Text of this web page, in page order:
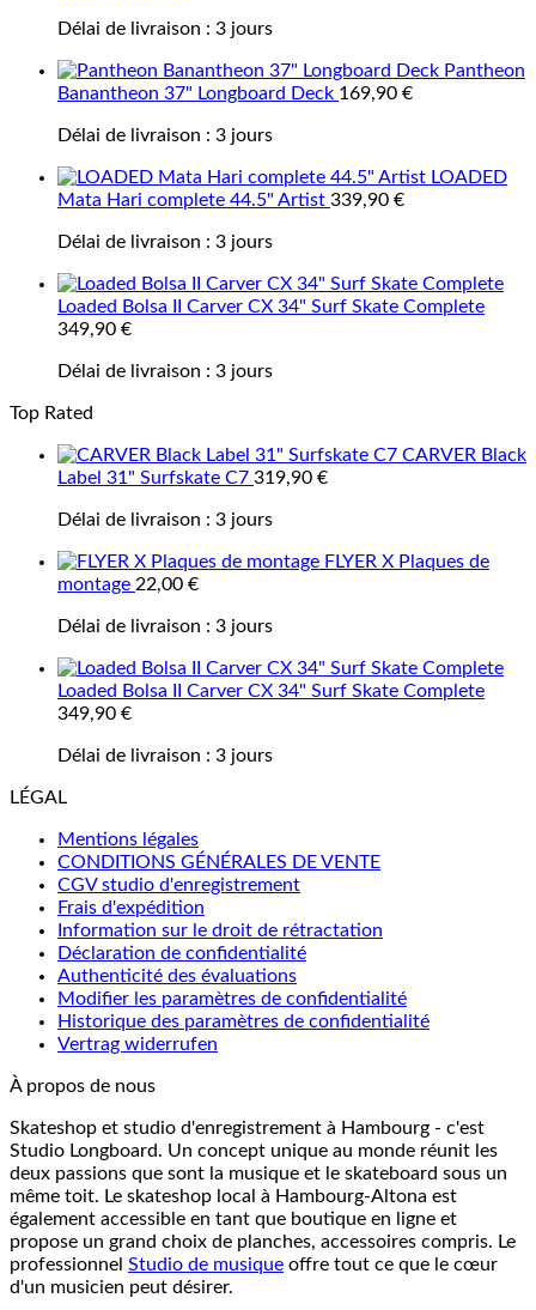
Délai de livraison : 3 jours
Pantheon
Banantheon 37" Longboard Deck 169,90 €
Délai de livraison : 3 jours
LOADED
Mata Hari complete 44.5" Artist 339,90 €
Délai de livraison : 3 jours
Loaded Bolsa II Carver CX 34" Surf Skate Complete
349,90 €
Délai de livraison : 3 jours
Top Rated
CARVER Black
Label 31" Surfskate C7 319,90 €
Délai de livraison : 3 jours
FLYER X Plaques de
montage 22,00 €
Délai de livraison : 3 jours
Loaded Bolsa II Carver CX 34" Surf Skate Complete
349,90 €
Délai de livraison : 3 jours
LÉGAL
Mentions légales
CONDITIONS GÉNÉRALES DE VENTE
CGV studio d'enregistrement
Frais d'expédition
Information sur le droit de rétractation
Déclaration de confidentialité
Authenticité des évaluations
Modifier les paramètres de confidentialité
Historique des paramètres de confidentialité
Vertrag widerrufen
À propos de nous
Skateshop et studio d'enregistrement à Hambourg - c'est
Studio Longboard. Un concept unique au monde réunit les
deux passions que sont la musique et le skateboard sous un
même toit. Le skateshop local à Hambourg-Altona est
également accessible en tant que boutique en ligne et
propose un grand choix de planches, accessoires compris. Le
professionnel Studio de musique offre tout ce que le cœur
d'un musicien peut désirer.